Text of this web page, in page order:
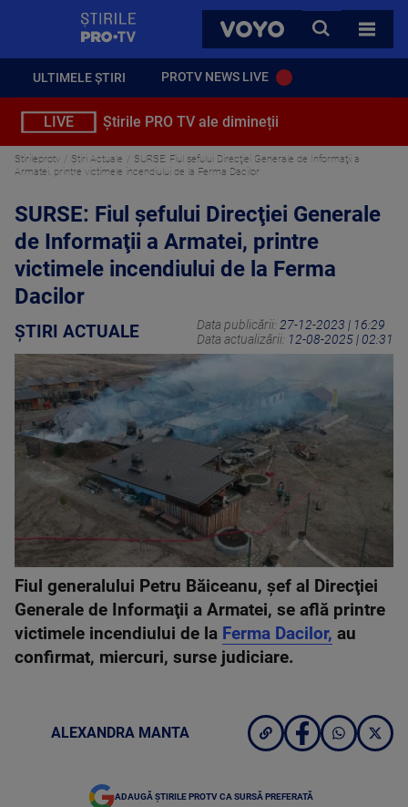
VOYO
CAUTA
TOATE
ULTIMELE ȘTIRI PROTV NEWS LIVE
LIVE Știrile PRO TV ale dimineții
Stirileprotv Știri Actuale
SURSE: Fiul şefului Direcţiei Generale de Informaţii a
Armatei, printre victimele incendiului de la Ferma Dacilor
SURSE: Fiul şefului Direcţiei Generale
de Informaţii a Armatei, printre
victimele incendiului de la Ferma
Dacilor
ȘTIRI ACTUALE Data publicării: 27-12-2023 | 16:29
Data actualizării: 12-08-2025 | 02:31
Fiul generalului Petru Băiceanu, şef al Direcţiei
Generale de Informaţii a Armatei, se află printre
victimele incendiului de la Ferma Dacilor, au
confirmat, miercuri, surse judiciare.
ALEXANDRA MANTA
ADAUGĂ ȘTIRILE PROTV CA SURSĂ PREFERATĂ